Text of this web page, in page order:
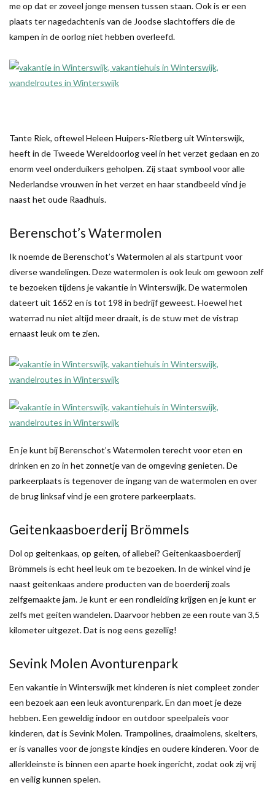
me op dat er zoveel jonge mensen tussen staan. Ook is er een
plaats ter nagedachtenis van de Joodse slachtoffers die de
kampen in de oorlog niet hebben overleefd.
Tante Riek, oftewel Heleen Huipers-Rietberg uit Winterswijk,
heeft in de Tweede Wereldoorlog veel in het verzet gedaan en zo
enorm veel onderduikers geholpen. Zij staat symbool voor alle
Nederlandse vrouwen in het verzet en haar standbeeld vind je
naast het oude Raadhuis.
Berenschot’s Watermolen
Ik noemde de Berenschot’s Watermolen al als startpunt voor
diverse wandelingen. Deze watermolen is ook leuk om gewoon zelf
te bezoeken tijdens je vakantie in Winterswijk. De watermolen
dateert uit 1652 en is tot 198 in bedrijf geweest. Hoewel het
waterrad nu niet altijd meer draait, is de stuw met de vistrap
ernaast leuk om te zien.
En je kunt bij Berenschot’s Watermolen terecht voor eten en
drinken en zo in het zonnetje van de omgeving genieten. De
parkeerplaats is tegenover de ingang van de watermolen en over
de brug linksaf vind je een grotere parkeerplaats.
Geitenkaasboerderij Brömmels
Dol op geitenkaas, op geiten, of allebei? Geitenkaasboerderij
Brömmels is echt heel leuk om te bezoeken. In de winkel vind je
naast geitenkaas andere producten van de boerderij zoals
zelfgemaakte jam. Je kunt er een rondleiding krijgen en je kunt er
zelfs met geiten wandelen. Daarvoor hebben ze een route van 3,5
kilometer uitgezet. Dat is nog eens gezellig!
Sevink Molen Avonturenpark
Een vakantie in Winterswijk met kinderen is niet compleet zonder
een bezoek aan een leuk avonturenpark. En dan moet je deze
hebben. Een geweldig indoor en outdoor speelpaleis voor
kinderen, dat is Sevink Molen. Trampolines, draaimolens, skelters,
er is vanalles voor de jongste kindjes en oudere kinderen. Voor de
allerkleinste is binnen een aparte hoek ingericht, zodat ook zij vrij
en veilig kunnen spelen.